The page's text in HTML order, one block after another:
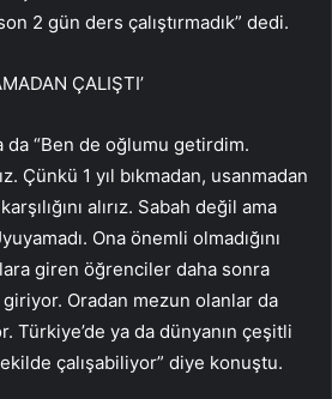
2 gün ders çalıştırmadık” dedi.
ÇALIŞTI’
“Ben de oğlumu getirdim.
Çünkü 1 yıl bıkmadan, usanmadan
alırız. Sabah değil ama
Ona önemli olmadığını
giren öğrenciler daha sonra
Oradan mezun olanlar da
Türkiye’de ya da dünyanın çeşitli
çalışabiliyor” diye konuştu.